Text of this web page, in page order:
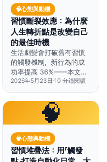
🧠心態與動機
習慣斷裂效應：為什麼
人生轉折點是改變自己
的最佳時機
生活劇變會打破舊有習慣
的觸發機制，新行為的成
功率提高 36%——本文教
你如何把握這個黃金窗
口。
2026年5月23日 ·10 分鐘閱讀
🧠
🧠心態與動機
習慣堆疊法：用「觸發